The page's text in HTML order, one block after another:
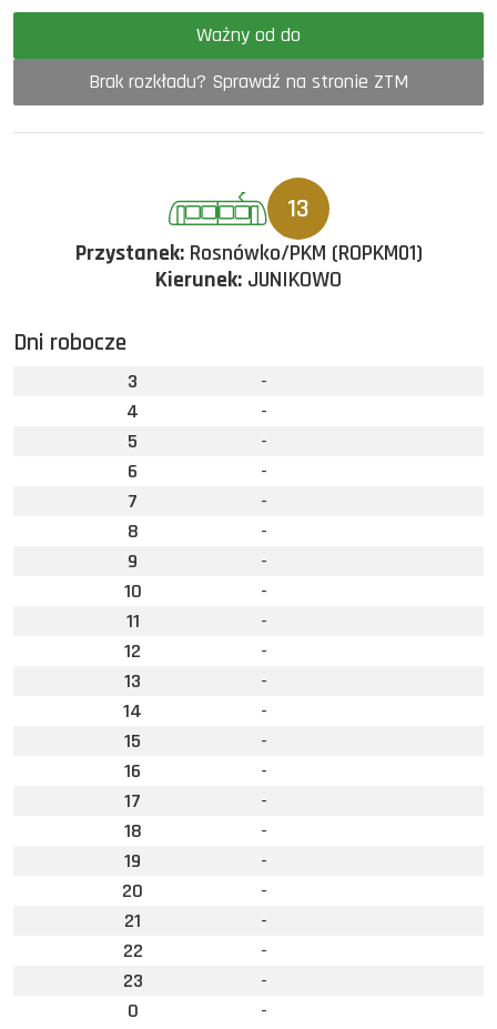
Ważny od do
Brak rozkładu? Sprawdź na stronie ZTM
13
Przystanek:Rosnówko/PKM (ROPKM01)
Kierunek: JUNIKOWO
Dni robocze
3
-
4
-
5
-
6
-
7
-
8
-
9
-
10
-
11
-
12
-
13
-
14
-
15
-
16
-
17
-
18
-
19
-
20
-
21
-
22
-
23
-
0
-